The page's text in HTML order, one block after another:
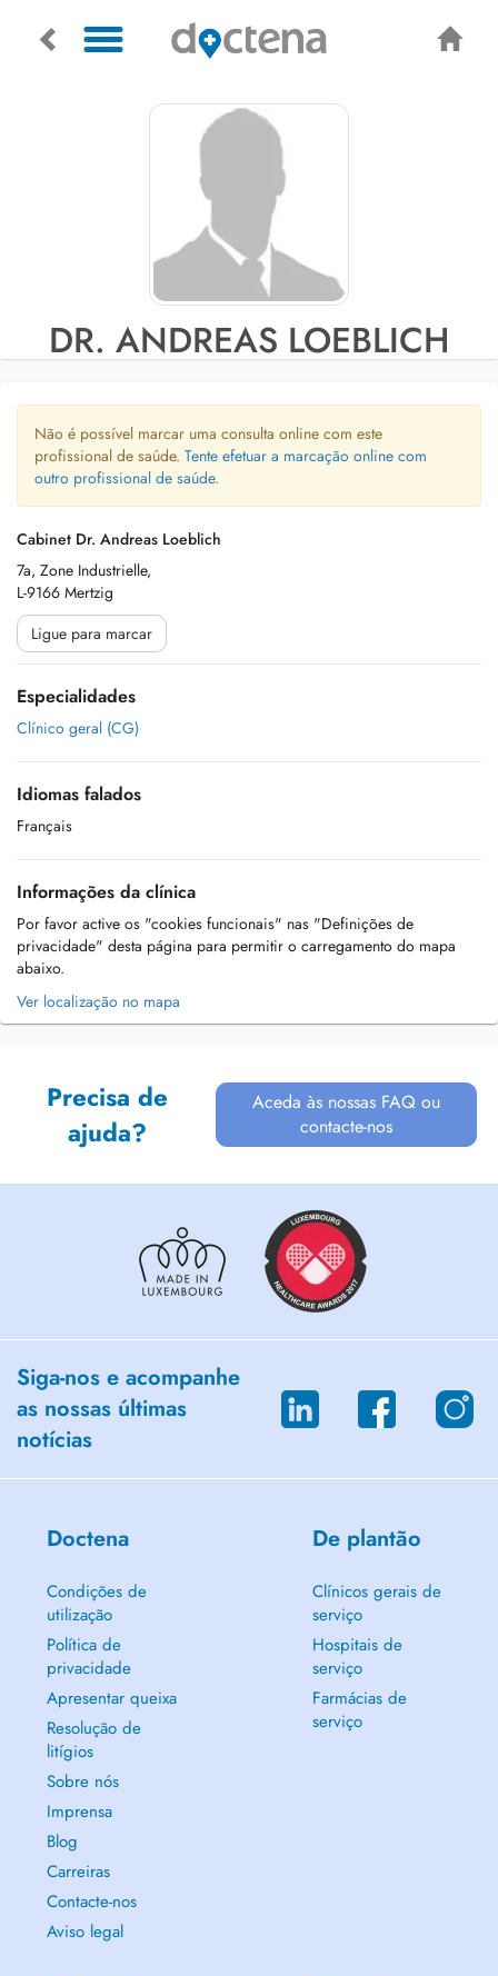
DR. ANDREAS LOEBLICH
Não é possível marcar uma consulta online com este
profissional de saúde. Tente efetuar a marcação online com
outro profissional de saúde.
Cabinet Dr. Andreas Loeblich
7a, Zone Industrielle,
L-9166 Mertzig
Ligue para marcar
Especialidades
Clínico geral (CG)
Idiomas falados
Français
Informações da clínica
Por favor active os "cookies funcionais" nas "Definições de
privacidade" desta página para permitir o carregamento do mapa
abaixo.
Ver localização no mapa
Precisa de
ajuda?
Aceda às nossas FAQ ou
contacte-nos
Siga-nos e acompanhe
as nossas últimas
notícias
Doctena
Condições de
utilização
Política de
privacidade
Apresentar queixa
Resolução de
litígios
Sobre nós
Imprensa
Blog
Carreiras
Contacte-nos
Aviso legal
De plantão
Clínicos gerais de
serviço
Hospitais de
serviço
Farmácias de
serviço